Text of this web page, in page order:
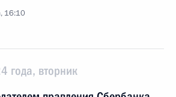
16:10
года, вторник